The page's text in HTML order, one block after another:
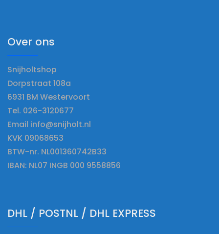
Over ons
Snijholtshop
Dorpstraat 108a
6931 BM Westervoort
Tel. 026-3120677
Email info@snijholt.nl
KVK 09068653
BTW-nr. NL001360742B33
IBAN: NL07 INGB 000 9558856
DHL / POSTNL / DHL EXPRESS